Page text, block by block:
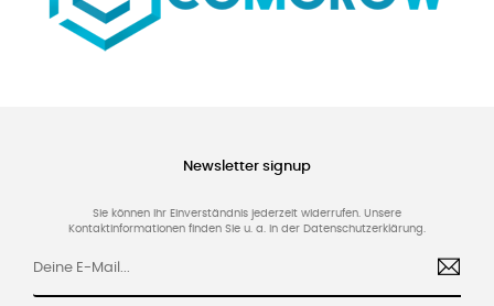
Newsletter signup
Sie können Ihr Einverständnis jederzeit widerrufen. Unsere
Kontaktinformationen finden Sie u. a. in der Datenschutzerklärung.